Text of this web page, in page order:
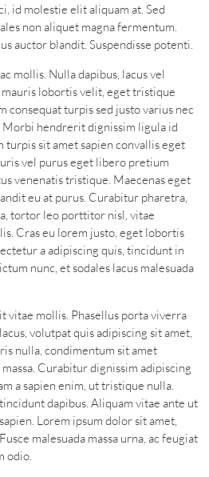
id molestie elit aliquam at. Sed
non aliquet magna fermentum.
auctor blandit. Suspendisse potenti.
mollis. Nulla dapibus, lacus vel
lobortis velit, eget tristique
consequat turpis sed justo varius nec
hendrerit dignissim ligula id
turpis sit amet sapien convallis eget
vel purus eget libero pretium
venenatis tristique. Maecenas eget
eu at purus. Curabitur pharetra,
tortor leo porttitor nisl, vitae
Cras eu lorem justo, eget lobortis
a adipiscing quis, tincidunt in
nunc, et sodales lacus malesuada
vitae mollis. Phasellus porta viverra
volutpat quis adipiscing sit amet,
nulla, condimentum sit amet
Curabitur dignissim adipiscing
a sapien enim, ut tristique nulla.
dapibus. Aliquam vitae ante ut
Lorem ipsum dolor sit amet,
malesuada massa urna, ac feugiat
odio.